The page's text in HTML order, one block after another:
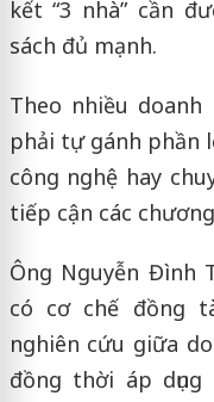
kết “3 nhà” cần
sách đủ mạnh.
Theo nhiều
phải tự gánh phần
công nghệ hay
tiếp cận các
Ông Nguyễn Đình
có cơ chế đồng
nghiên cứu giữa
đồng thời áp